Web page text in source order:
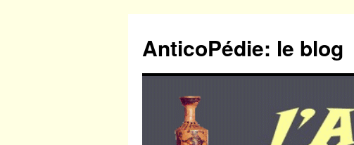
contenu
AnticoPédie: le blog